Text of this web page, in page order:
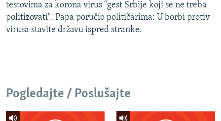
NASTANAK I RASPAD JUGOSLAVIJE
testovima za korona virus "gest Srbije koji se ne treba
politizovati". Papa poručio političarima: U borbi protiv
virusa stavite državu ispred stranke.
Pogledajte / Poslušajte